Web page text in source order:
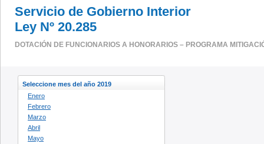
Servicio de Gobierno Interior
Ley Nº 20.285
DOTACIÓN DE FUNCIONARIOS A HONORARIOS – PROGRAMA
Seleccione mes del año 2019
Enero
Febrero
Marzo
Abril
Mayo